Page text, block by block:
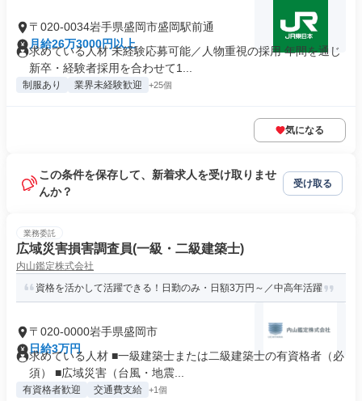
〒020-0034岩手県盛岡市盛岡駅前通
月給26万3000円以上
求めている人材 未経験応募可能／人物重視の採用 年間を通じ
新卒・経験者採用を合わせて1...
制服あり 業界未経験歓迎 +25個
気になる
この条件を保存して、新着求人を受け取りませ
んか？
受け取る
業務委託
広域災害損害調査員(一級・二級建築士)
内山鑑定株式会社
資格を活かして活躍できる！日勤のみ・日額3万円～／中高年活躍
〒020-0000岩手県盛岡市
日給3万円
求めている人材 ■一級建築士または二級建築士の有資格者（必
須） ■広域災害（台風・地震...
有資格者歓迎 交通費支給 +1個